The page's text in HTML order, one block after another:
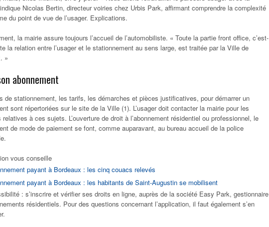
Nicolas Bertin, directeur voiries chez Urbis Park, affirmant comprendre la complexité
du point de vue de l’usager. Explications.
la mairie assure toujours l’accueil de l’automobiliste. « Toute la partie front office, c’est-
la relation entre l’usager et le stationnement au sens large, est traitée par la Ville de
»
abonnement
de stationnement, les tarifs, les démarches et pièces justificatives, pour démarrer un
sont répertoriées sur le site de la Ville (1). L’usager doit contacter la mairie pour les
relatives à ces sujets. L’ouverture de droit à l’abonnement résidentiel ou professionnel, le
de mode de paiement se font, comme auparavant, au bureau accueil de la police
vous conseille
payant à Bordeaux : les cinq couacs relevés
payant à Bordeaux : les habitants de Saint-Augustin se mobilisent
: s’inscrire et vérifier ses droits en ligne, auprès de la société Easy Park, gestionnaire
résidentiels. Pour des questions concernant l’application, il faut également s’en